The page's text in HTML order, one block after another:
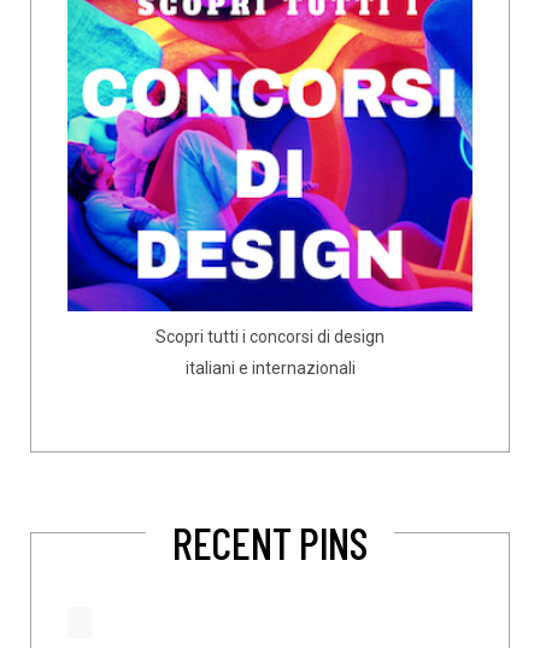
Scopri tutti i concorsi di design
italiani e internazionali
RECENT PINS